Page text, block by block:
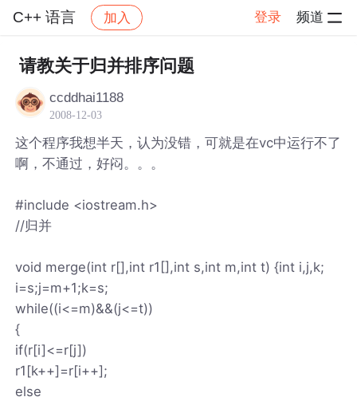
C++ 语言 加入 登录 频道
社区 C++ 语言 帖子详情
请教关于归并排序问题
ccddhai1188
2008-12-03
这个程序我想半天，认为没错，可就是在vc中运行不了
啊，不通过，好闷。。。
#include <iostream.h>
//归并
void merge(int r[],int r1[],int s,int m,int t) {int i,j,k;
i=s;j=m+1;k=s;
while((i<=m)&&(j<=t))
{
if(r[i]<=r[j])
r1[k++]=r[i++];
else